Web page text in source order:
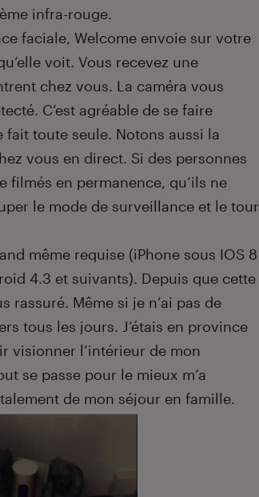
infra-rouge.
faciale, Welcome envoie sur votre
voit. Vous recevez une
chez vous. La caméra vous
C’est agréable de se faire
toute seule. Notons aussi la
vous en direct. Si des personnes
filmés en permanence, qu’ils ne
le mode de surveillance et le tour
même requise (iPhone sous IOS 8
4.3 et suivants). Depuis que cette
rassuré. Même si je n’ai pas de
tous les jours. J’étais en province
visionner l’intérieur de mon
se passe pour le mieux m’a
de mon séjour en famille.